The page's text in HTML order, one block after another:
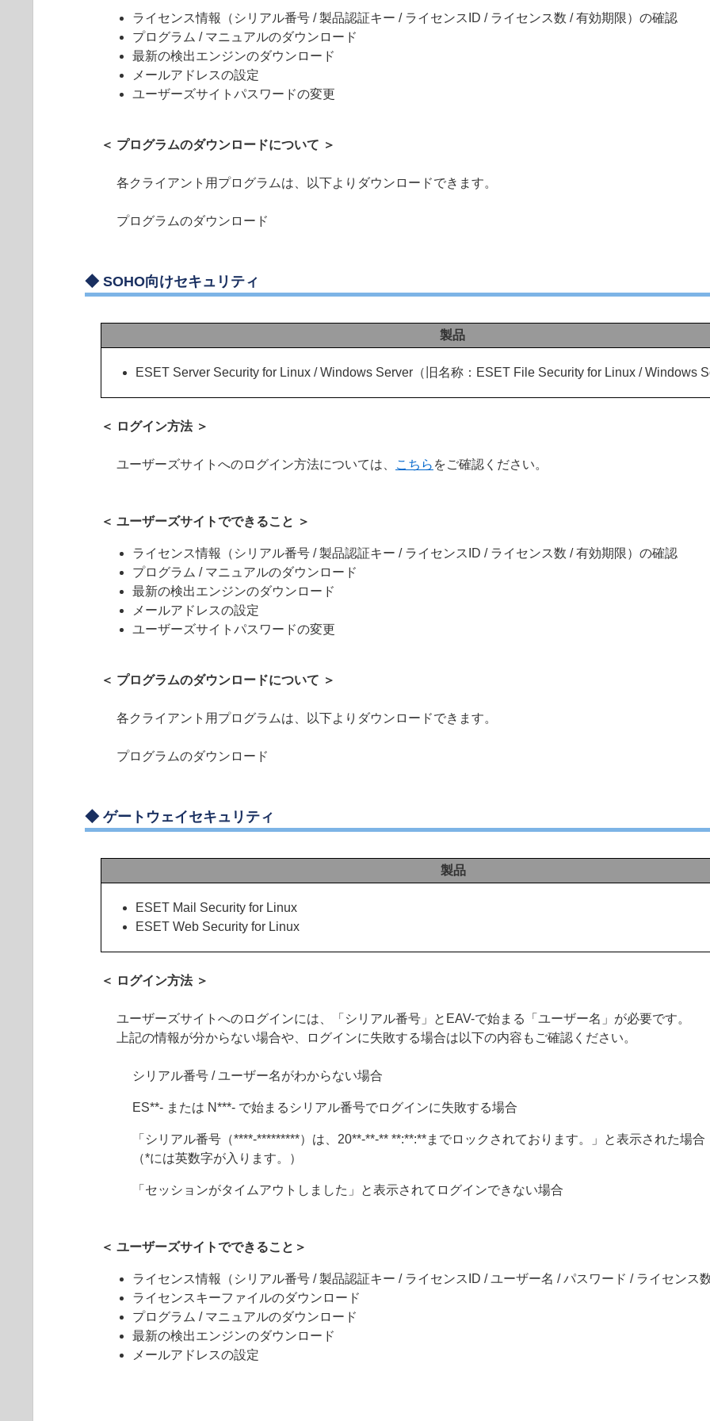
ライセンス情報（シリアル番号 / 製品認証キー / ライセンスID / ライセンス数 / 有効期限）の確認
プログラム / マニュアルのダウンロード
最新の検出エンジンのダウンロード
メールアドレスの設定
ユーザーズサイトパスワードの変更
＜ プログラムのダウンロードについて ＞
各クライアント用プログラムは、以下よりダウンロードできます。
プログラムのダウンロード
◆ SOHO向けセキュリティ
製品
ESET Server Security for Linux / Windows Server（旧名称：ESET File Security for Linux / Windows
＜ ログイン方法 ＞
ユーザーズサイトへのログイン方法については、 こちら をご確認ください。
＜ ユーザーズサイトでできること ＞
ライセンス情報（シリアル番号 / 製品認証キー / ライセンスID / ライセンス数 / 有効期限）の確認
プログラム / マニュアルのダウンロード
最新の検出エンジンのダウンロード
メールアドレスの設定
ユーザーズサイトパスワードの変更
＜ プログラムのダウンロードについて ＞
各クライアント用プログラムは、以下よりダウンロードできます。
プログラムのダウンロード
◆ ゲートウェイセキュリティ
製品
ESET Mail Security for Linux
ESET Web Security for Linux
＜ ログイン方法 ＞
ユーザーズサイトへのログインには、「シリアル番号」とEAV-で始まる「ユーザー名」が必要です。
上記の情報が分からない場合や、ログインに失敗する場合は以下の内容もご確認ください。
シリアル番号 / ユーザー名がわからない場合
ES**- または N***- で始まるシリアル番号でログインに失敗する場合
「シリアル番号（****-*********）は、20**-**-** **:**:**までロックされております。」と表示された場合
（*には英数字が入ります。）
「セッションがタイムアウトしました」と表示されてログインできない場合
＜ ユーザーズサイトでできること＞
ライセンス情報（シリアル番号 / 製品認証キー / ライセンスID / ユーザー名 / パスワード / ライセンス
ライセンスキーファイルのダウンロード
プログラム / マニュアルのダウンロード
最新の検出エンジンのダウンロード
メールアドレスの設定